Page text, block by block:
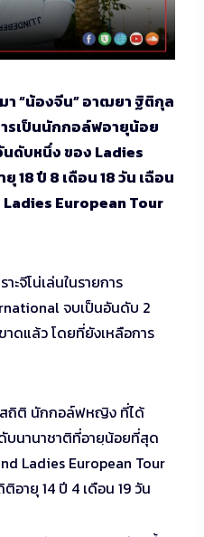
า “น้องจีน” อาฒยา ฐิติกุล
รเป็นนักกอล์ฟอายุน้อย
ดับหนึ่ง ของ Ladies
18 ปี 8 เดือน 18 วัน เฉือน
European Tour
ะจีโน่เล่นในรายการ
จบเป็นอันดับ 2
าดแล้ว โดยที่ยังเหลือการ
สถิติ นักกอล์ฟหญิง ที่ได้
บนานาชาติที่อายฺน้อยที่สุด
Ladies European Tour
อายุ 14 ปี 4 เดือน 19 วัน